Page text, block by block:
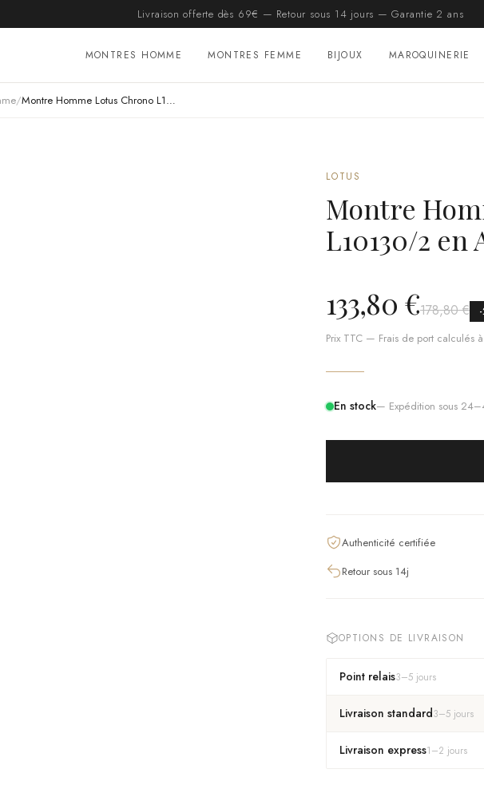
Livraison offerte dès 69€ — Retour sous 14 jours — Garantie 2 ans
MONTRES HOMME MONTRES FEMME BIJOUX MAROQUINERIE
/ Montre Homme Lotus Chrono L10130/2 en Acier Argenté
LOTUS
Montre
L10130/2
133,80 €178,80 € -
Prix TTC — Frais de port calculés
En stock— Expédition sous
Authenticité certifiée
Retour sous 14j
OPTIONS DE LIVRAISON
Point relais3–5 jours
Livraison standard3–5 jours
Livraison express1–2 jours